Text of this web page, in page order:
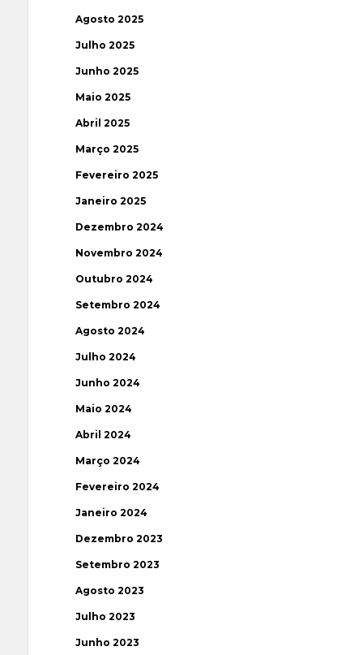
Agosto 2025
Julho 2025
Junho 2025
Maio 2025
Abril 2025
Março 2025
Fevereiro 2025
Janeiro 2025
Dezembro 2024
Novembro 2024
Outubro 2024
Setembro 2024
Agosto 2024
Julho 2024
Junho 2024
Maio 2024
Abril 2024
Março 2024
Fevereiro 2024
Janeiro 2024
Dezembro 2023
Setembro 2023
Agosto 2023
Julho 2023
Junho 2023